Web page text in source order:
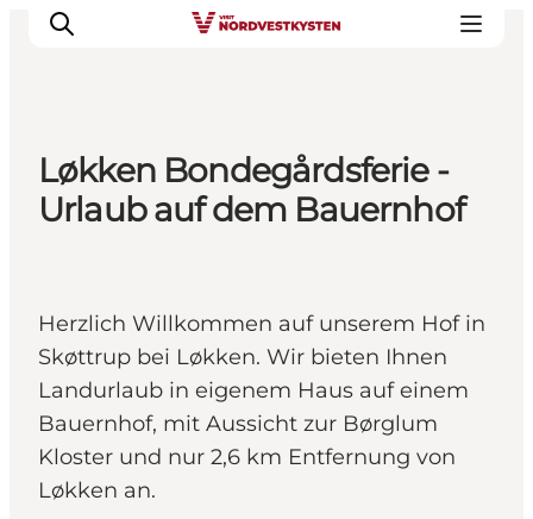
Urlaubsorte
Mach deine Urlaubsplanung
Løkken Bondegårdsferie -
Urlaub auf dem Bauernhof
Herzlich Willkommen auf unserem Hof in
Skøttrup bei Løkken. Wir bieten Ihnen
Landurlaub in eigenem Haus auf einem
Bauernhof, mit Aussicht zur Børglum
Kloster und nur 2,6 km Entfernung von
Løkken an.